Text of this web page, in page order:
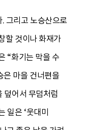
그리고 노승산으로
할 것이나 화재가
“화기는 막을 수
은 마을 건너편을
덮어서 무덤처럼
일은 ‘웃대미